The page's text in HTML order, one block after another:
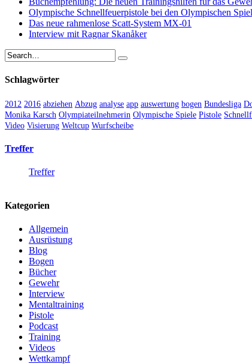
Olympische Schnellfeuerpistole bei den Olympischen
Das neue rahmenlose Scatt-System MX-01
Interview mit Ragnar Skanåker
Schlagwörter
2012 2016 abziehen Abzug analyse app auswertung bogen Bundesliga
Monika Karsch Olympiateilnehmerin Olympische Spiele Pistole
Video Visierung Weltcup Wurfscheibe
Treffer
Treffer
Kategorien
Allgemein
Ausrüstung
Blog
Bogen
Bücher
Gewehr
Interview
Mentaltraining
Pistole
Podcast
Training
Videos
Wettkampf